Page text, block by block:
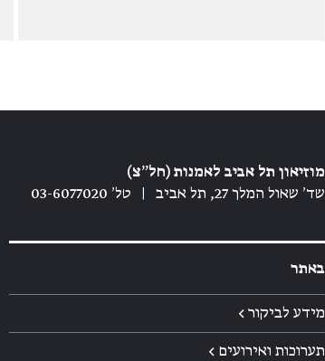
מוזיאון תל אביב לאמנות (חל״צ)
שד׳ שאול המלך 27, תל אביב
טל׳ 03-6077020
באתר
מידע לביקור ←
תערוכות ואירועים ←